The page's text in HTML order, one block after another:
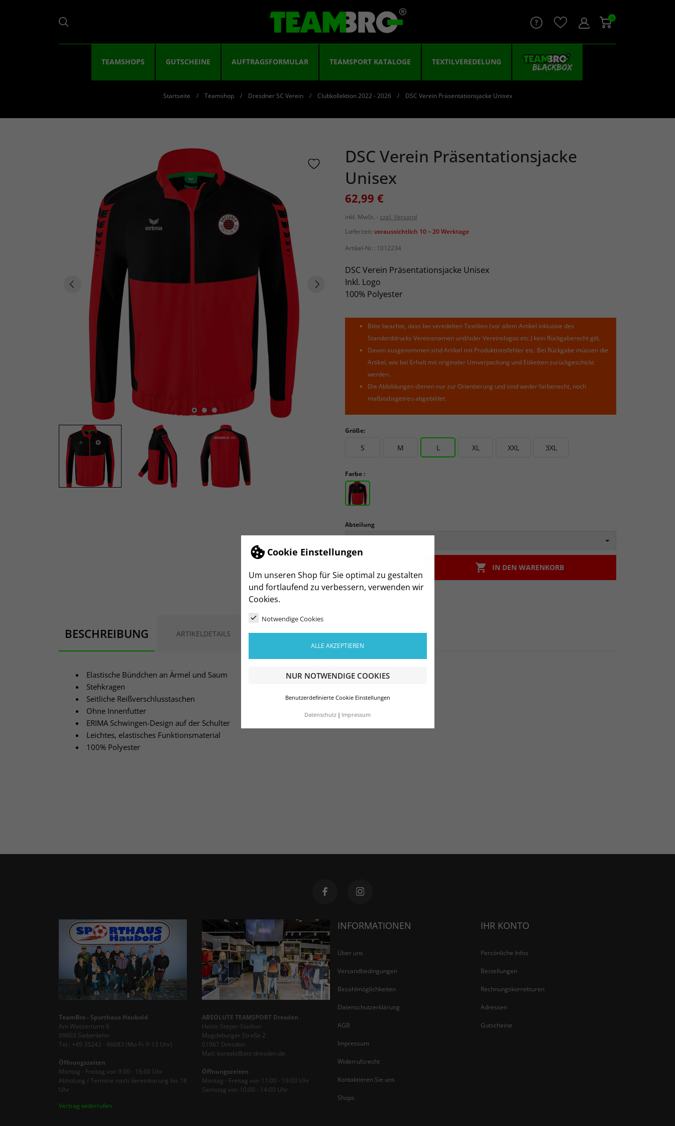
Cookie Einstellungen
Um unseren Shop für Sie optimal zu gestalten
und fortlaufend zu verbessern, verwenden wir
Cookies.
Notwendige Cookies
ALLE AKZEPTIEREN
NUR NOTWENDIGE COOKIES
Benutzerdefinierte Cookie Einstellungen
Datenschutz Impressum
0
TEAMSHOPS GUTSCHEINE AUFTRAGSFORMULAR TEAMSPORT KATALOGE TEXTILVEREDELUNG
Startseite Teamshop Dresdner SC Verein Clubkollektion 2022 - 2026 DSC Verein Präsentationsjacke Unisex
DSC Verein Präsentationsjacke
Unisex
62,99 €
inkl. MwSt.
zzgl. Versand
Lieferzeit: voraussichtlich 10 – 20 Werktage
Artikel-Nr.: 1012234
DSC Verein Präsentationsjacke Unisex
Inkl. Logo
100% Polyester
Bitte beachte, dass bei veredelten Textilien (vor allem Artikel inklusive des
Standarddrucks Vereinsnamen und/oder Vereinslogos etc.) kein Rückgaberecht gilt.
Davon ausgenommen sind Artikel mit Produktionsfehler etc. Bei Rückgabe müssen die
Artikel, wie bei Erhalt mit originaler Umverpackung und Etiketten zurückgeschickt
werden.
Die Abbildungen dienen nur zur Orientierung und sind weder farbenecht, noch
maßstabsgetreu abgebildet.
Größe:
S M L XL XXL 3XL
Farbe :
Abteilung
 IN DEN WARENKORB
BESCHREIBUNG ARTIKELDETAILS
Elastische Bündchen an Ärmel und Saum
Stehkragen
Seitliche Reißverschlusstaschen
Ohne Innenfutter
ERIMA Schwingen-Design auf der Schulter
Leichtes, elastisches Funktionsmaterial
100% Polyester
TeamBro - Sporthaus Haubold
Am Wasserturm 6
09603 Siebenlehn
Tel.: +49 35242 - 66683 (Mo-Fr 9-13 Uhr)
Öffnungszeiten
Montag - Freitag von 9:00 - 16:00 Uhr
Abholung / Termine nach Vereinbarung bis 18
Uhr
Vertrag widerrufen
ABSOLUTE TEAMSPORT Dresden
Heinz-Steyer-Stadion
Magdeburger Straße 2
01067 Dresden
Mail: kontakt@ats-dresden.de
Öffnungszeiten
Montag - Freitag von 11:00 - 19:00 Uhr
Samstag von 10:00 - 14:00 Uhr
INFORMATIONEN
Über uns
Versandbedingungen
Bezahlmöglichkeiten
Datenschutzerklärung
AGB
Impressum
Widerrufsrecht
Kontaktieren Sie uns
Shops
IHR KONTO
Persönliche Infos
Bestellungen
Rechnungskorrekturen
Adressen
Gutscheine